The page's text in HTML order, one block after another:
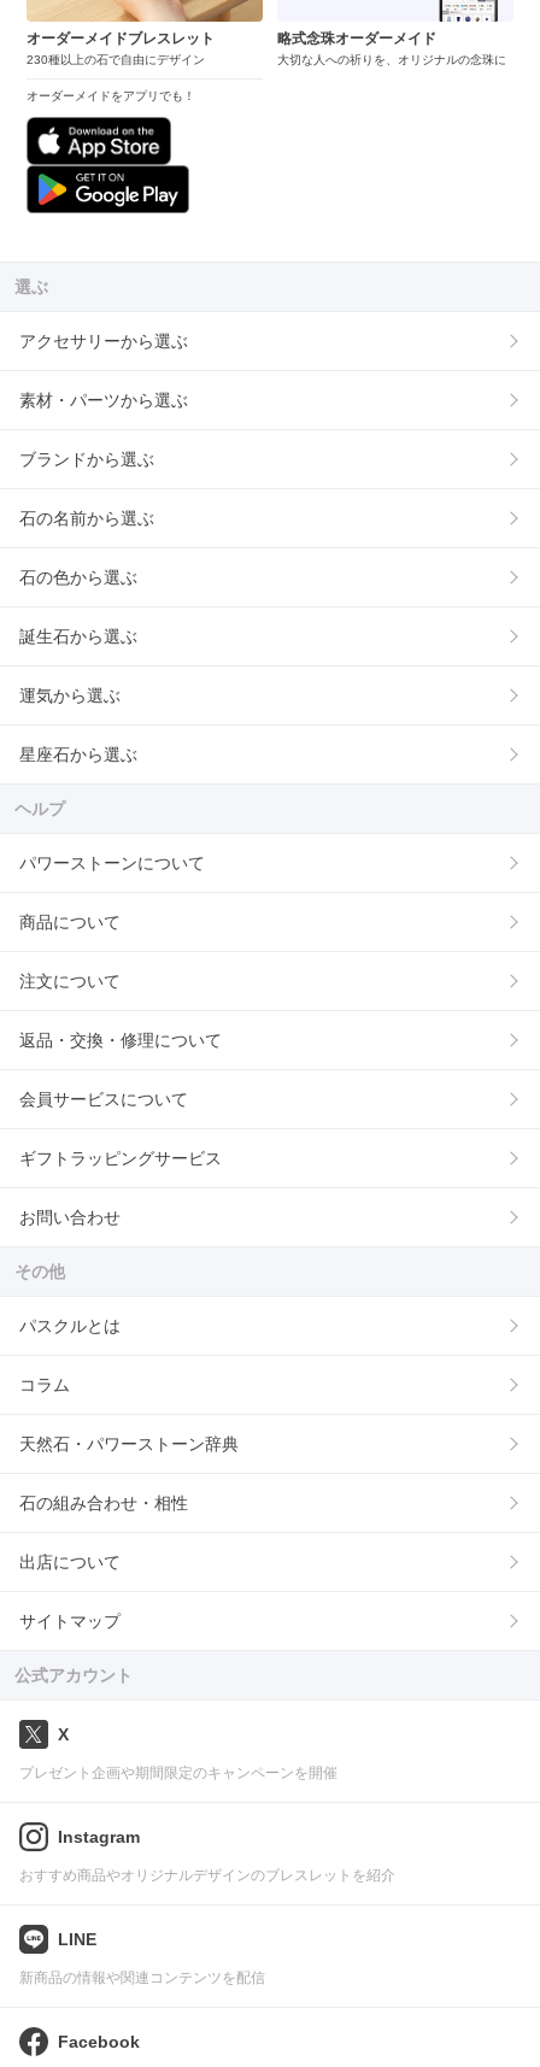
オーダーメイドブレスレット
230種以上の石で自由にデザイン
オーダーメイドをアプリでも！
略式念珠オーダーメイド
大切な人への祈りを、オリジナルの念珠に
選ぶ
アクセサリーから選ぶ
素材・パーツから選ぶ
ブランドから選ぶ
石の名前から選ぶ
石の色から選ぶ
誕生石から選ぶ
運気から選ぶ
星座石から選ぶ
ヘルプ
パワーストーンについて
商品について
注文について
返品・交換・修理について
会員サービスについて
ギフトラッピングサービス
お問い合わせ
その他
パスクルとは
コラム
天然石・パワーストーン辞典
石の組み合わせ・相性
出店について
サイトマップ
公式アカウント
X
プレゼント企画や期間限定のキャンペーンを開催
Instagram
おすすめ商品やオリジナルデザインのブレスレットを紹介
LINE
新商品の情報や関連コンテンツを配信
Facebook